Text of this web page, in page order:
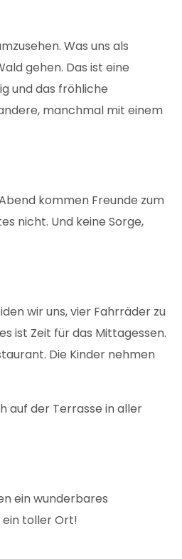
Was uns als
gehen. Das ist eine
und das fröhliche
manchmal mit einem
kommen Freunde zum
nicht. Und keine Sorge,
wir uns, vier Fahrräder zu
ist Zeit für das Mittagessen.
Die Kinder nehmen
auf der Terrasse in aller
ein wunderbares
ein toller Ort!